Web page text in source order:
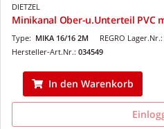
DIETZEL
Minikanal Ober-u.Unterteil PVC
REGRO Lager.Nr.:
Type: MIKA 16/16 2M
Hersteller-Art.Nr.: 034549
In den Warenkorb